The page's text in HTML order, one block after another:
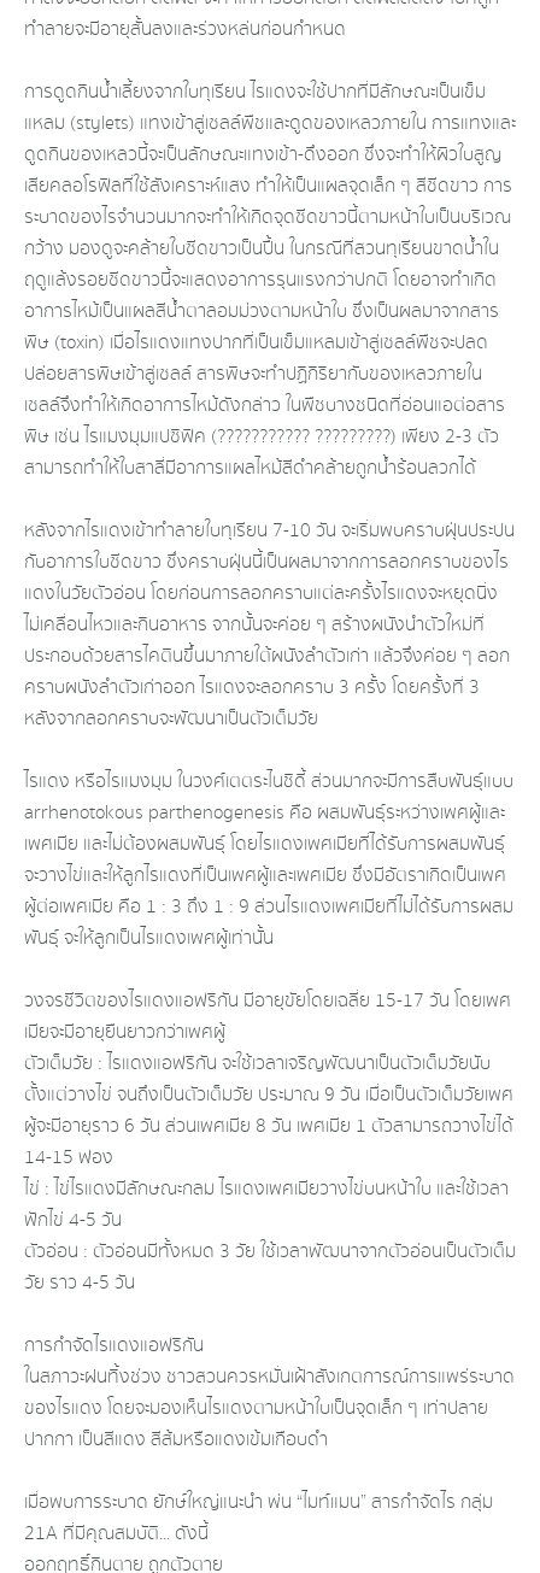
ทำลายจะมีอายุสั้นลงและร่วงหล่นก่อนกำหนด
การดูดกินน้ำเลี้ยงจากใบทุเรียน ไรแดงจะใช้ปากที่มีลักษณะเป็นเข็ม
แหลม (stylets) แทงเข้าสู่เซลล์พืชและดูดของเหลวภายใน การแทงและ
ดูดกินของเหลวนี้จะเป็นลักษณะแทงเข้า-ดึงออก ซึ่งจะทำให้ผิวใบสูญ
เสียคลอโรฟิลที่ใช้สังเคราะห์แสง ทำให้เป็นแผลจุดเล็ก ๆ สีซีดขาว การ
ระบาดของไรจำนวนมากจะทำให้เกิดจุดซีดขาวนี้ตามหน้าใบเป็นบริเวณ
กว้าง มองดูจะคล้ายใบซีดขาวเป็นปื้น ในกรณีที่สวนทุเรียนขาดน้ำใน
ฤดูแล้งรอยซีดขาวนี้จะแสดงอาการรุนแรงกว่าปกติ โดยอาจทำเกิด
อาการไหม้เป็นแผลสีน้ำตาลอมม่วงตามหน้าใบ ซึ่งเป็นผลมาจากสาร
พิษ (toxin) เมื่อไรแดงแทงปากที่เป็นเข็มแหลมเข้าสู่เซลล์พืชจะปลด
ปล่อยสารพิษเข้าสู่เซลล์ สารพิษจะทำปฏิกิริยากับของเหลวภายใน
เซลล์จึงทำให้เกิดอาการไหม้ดังกล่าว ในพืชบางชนิดที่อ่อนแอต่อสาร
พิษ เช่น ไรแมงมุมแปซิฟิค (??????????? ?????????) เพียง 2-3 ตัว
สามารถทำให้ใบสาลี่มีอาการแผลไหม้สีดำคล้ายถูกน้ำร้อนลวกได้
หลังจากไรแดงเข้าทำลายใบทุเรียน 7-10 วัน จะเริ่มพบคราบฝุ่นประปน
กับอาการใบซีดขาว ซึ่งคราบฝุ่นนี้เป็นผลมาจากการลอกคราบของไร
แดงในวัยตัวอ่อน โดยก่อนการลอกคราบแต่ละครั้งไรแดงจะหยุดนิ่ง
ไม่เคลื่อนไหวและกินอาหาร จากนั้นจะค่อย ๆ สร้างผนังนำตัวใหม่ที่
ประกอบด้วยสารไคตินขึ้นมาภายใต้ผนังลำตัวเก่า แล้วจึงค่อย ๆ ลอก
คราบผนังลำตัวเก่าออก ไรแดงจะลอกคราบ 3 ครั้ง โดยครั้งที่ 3
หลังจากลอกคราบจะพัฒนาเป็นตัวเต็มวัย
ไรแดง หรือไรแมงมุม ในวงศ์เตตระไนชิดี้ ส่วนมากจะมีการสืบพันธุ์แบบ
arrhenotokous parthenogenesis คือ ผสมพันธุ์ระหว่างเพศผู้และ
เพศเมีย และไม่ต้องผสมพันธุ์ โดยไรแดงเพศเมียที่ได้รับการผสมพันธุ์
จะวางไข่และให้ลูกไรแดงที่เป็นเพศผู้และเพศเมีย ซึ่งมีอัตราเกิดเป็นเพศ
ผู้ต่อเพศเมีย คือ 1 : 3 ถึง 1 : 9 ส่วนไรแดงเพศเมียที่ไม่ได้รับการผสม
พันธุ์ จะให้ลูกเป็นไรแดงเพศผู้เท่านั้น
วงจรชีวิตของไรแดงแอฟริกัน มีอายุขัยโดยเฉลี่ย 15-17 วัน โดยเพศ
เมียจะมีอายุยืนยาวกว่าเพศผู้
ตัวเต็มวัย : ไรแดงแอฟริกัน จะใช้เวลาเจริญพัฒนาเป็นตัวเต็มวัยนับ
ตั้งแต่วางไข่ จนถึงเป็นตัวเต็มวัย ประมาณ 9 วัน เมื่อเป็นตัวเต็มวัยเพศ
ผู้จะมีอายุราว 6 วัน ส่วนเพศเมีย 8 วัน เพศเมีย 1 ตัวสามารถวางไข่ได้
14-15 ฟอง
ไข่ : ไข่ไรแดงมีลักษณะกลม ไรแดงเพศเมียวางไข่บนหน้าใบ และใช้เวลา
ฟักไข่ 4-5 วัน
ตัวอ่อน : ตัวอ่อนมีทั้งหมด 3 วัย ใช้เวลาพัฒนาจากตัวอ่อนเป็นตัวเต็ม
วัย ราว 4-5 วัน
การกำจัดไรแดงแอฟริกัน
ในสภาวะฝนทิ้งช่วง ชาวสวนควรหมั่นเฝ้าสังเกตการณ์การแพร่ระบาด
ของไรแดง โดยจะมองเห็นไรแดงตามหน้าใบเป็นจุดเล็ก ๆ เท่าปลาย
ปากกา เป็นสีแดง สีส้มหรือแดงเข้มเกือบดำ
เมื่อพบการระบาด ยักษ์ใหญ่แนะนำ พ่น “ไมท์แมน” สารกำจัดไร กลุ่ม
21A ที่มีคุณสมบัติ... ดังนี้
ออกฤทธิ์กินตาย ถูกตัวตาย